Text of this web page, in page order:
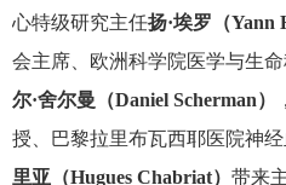
心特级研究主任扬·埃罗（Yann
会主席、欧洲科学院医学与生
尔·舍尔曼（Daniel Scherman）
授、巴黎拉里布瓦西耶医院神
里亚（Hugues Chabriat） 带来